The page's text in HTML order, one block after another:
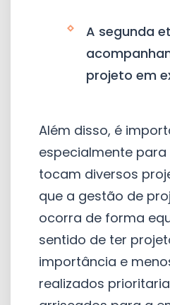
A segunda
projeto em
Além disso, é
especialmente
tocam diversos
que a gestão de
ocorra de forma
sentido de ter
importância e
realizados